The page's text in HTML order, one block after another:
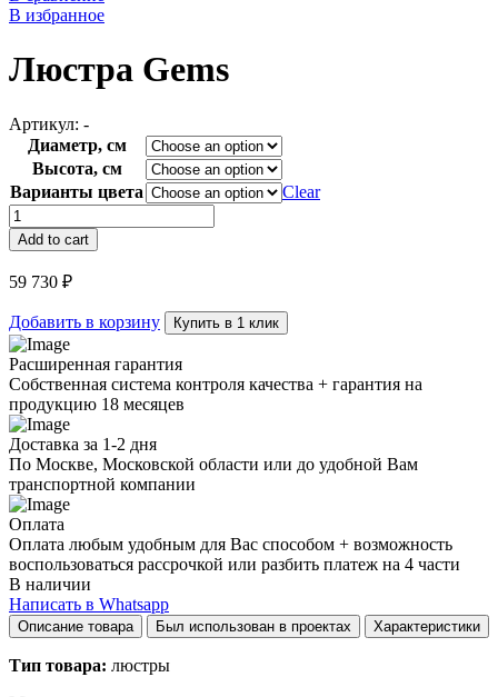
В избранное
Люстра Gems
Артикул: -
Диаметр, см
Высота, см
Варианты цвета
Clear
Люстра
Gems
quantity
Add to cart
59 730 ₽
Добавить в корзину Купить в 1 клик
Расширенная гарантия
Собственная система контроля качества + гарантия на
продукцию 18 месяцев
Доставка за 1-2 дня
По Москве, Московской области или до удобной Вам
транспортной компании
Оплата
Оплата любым удобным для Вас способом + возможность
воспользоваться рассрочкой или разбить платеж на 4 части
В наличии
Написать в Whatsapp
Описание товара Был использован в проектах Характеристики
Тип товара: люстры